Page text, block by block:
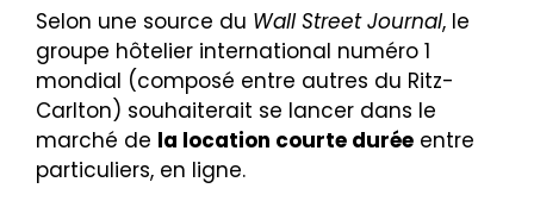
Selon une source du Wall Street Journal, le
groupe hôtelier international numéro 1
mondial (composé entre autres du Ritz-
Carlton) souhaiterait se lancer dans le
marché de la location courte durée entre
particuliers, en ligne.